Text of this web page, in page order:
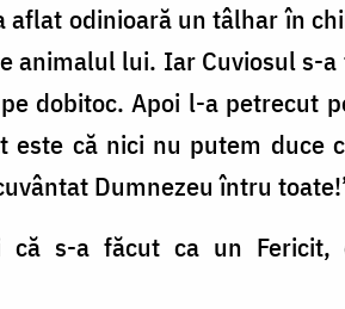
aflat odinioară un tâlhar în
animalul lui. Iar Cuviosul s-
dobitoc. Apoi l-a petrecut
este că nici nu putem duce
Dumnezeu întru
că s-a făcut ca un Fericit,